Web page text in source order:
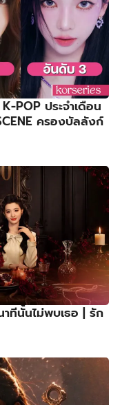
POP ประจำเดือน
ครองบัลลังก์
ทีนั้นไม่พบเธอ | รัก